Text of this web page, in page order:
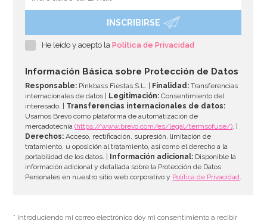
Molde de Silicona Bombillas
AÑADIR
INSCRIBIRSE
He leído y acepto laPolítica de Privacidad
Información Básica sobre Protección de Datos
Responsable: Pinkbass Fiestas S.L. | Finalidad: Transferencias
internacionales de datos |
Legitimación: Consentimiento del
interesado. | Transferencias internacionales de datos:
Usamos Brevo como plataforma de automatización de
mercadotecnia(https://www.brevo.com/es/legal/termsofuse/). |
Derechos: Acceso, rectificación, supresión, limitación de
tratamiento, u oposición al tratamiento, así como el derecho a la
portabilidad de los datos. |
Información adicional: Disponible la
información adicional y detallada sobre la Protección de Datos
Personales en nuestro sitio web corporativo y Política de Privacidad.
* Introduciendo mi correo electrónico doy mi consentimiento a recibir